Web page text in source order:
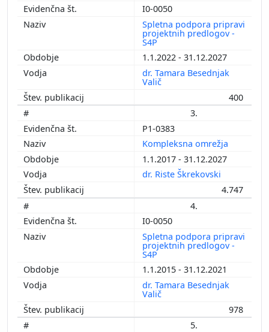
I0-0050
Spletna podpora pripravi
projektnih predlogov -
S4P
1.1.2022 - 31.12.2027
dr. Tamara Besednjak
Valič
400
3.
P1-0383
Kompleksna omrežja
1.1.2017 - 31.12.2027
dr. Riste Škrekovski
4.747
4.
I0-0050
Spletna podpora pripravi
projektnih predlogov -
S4P
1.1.2015 - 31.12.2021
dr. Tamara Besednjak
Valič
978
5.